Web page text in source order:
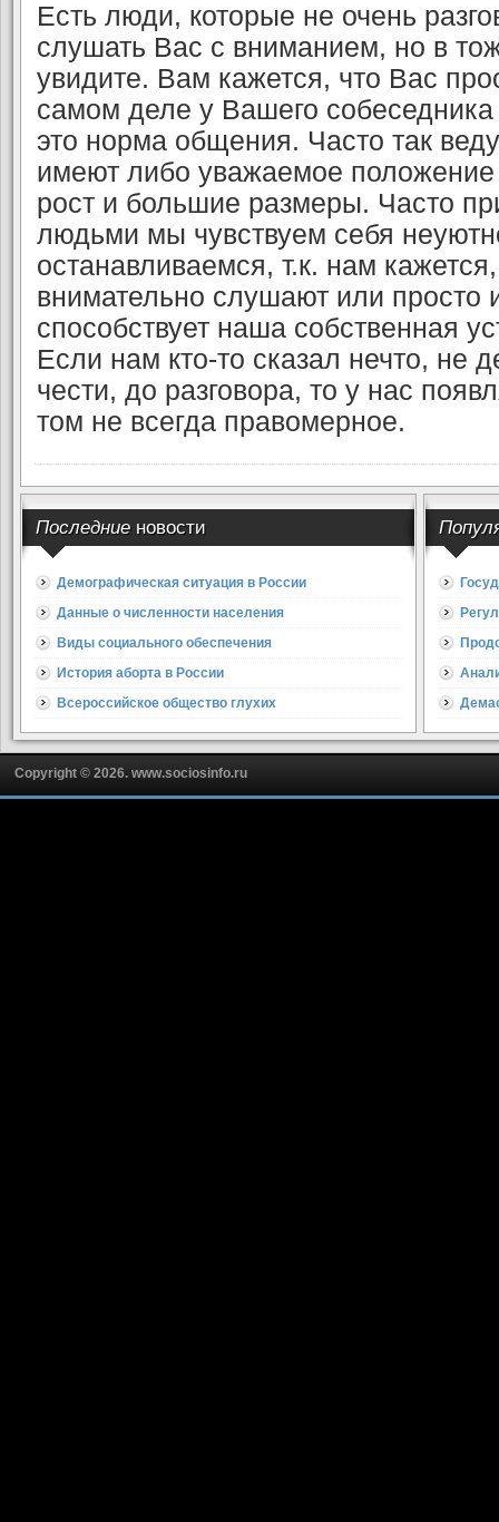
Есть люди, которые не очень
слушать Вас с вниманием, но в
увидите. Вам кажется, что Вас
самом деле у Вашего
это норма общения. Часто так
имеют либо уважаемое
рост и большие размеры. Часто
людьми мы чувствуем себя
останавливаемся, т.к. нам
внимательно слушают или просто
способствует наша собственная
Если нам кто-то сказал нечто, не
чести, до разговора, то у нас
том не всегда правомерное.
Последние новости
Демографическая ситуация в России
Данные о численности населения
Виды социального обеспечения
История аборта в России
Всероссийское общество глухих
Copyright © 2026. www.sociosinfo.ru